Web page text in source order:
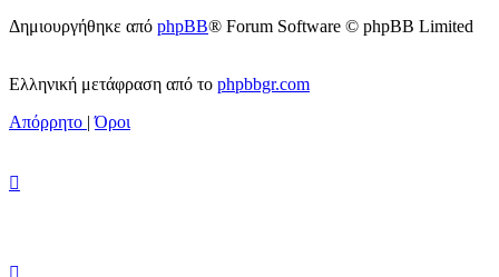
Δημιουργήθηκε από phpBB® Forum Software © phpBB Limited
Ελληνική μετάφραση από το phpbbgr.com
Απόρρητο |Όροι